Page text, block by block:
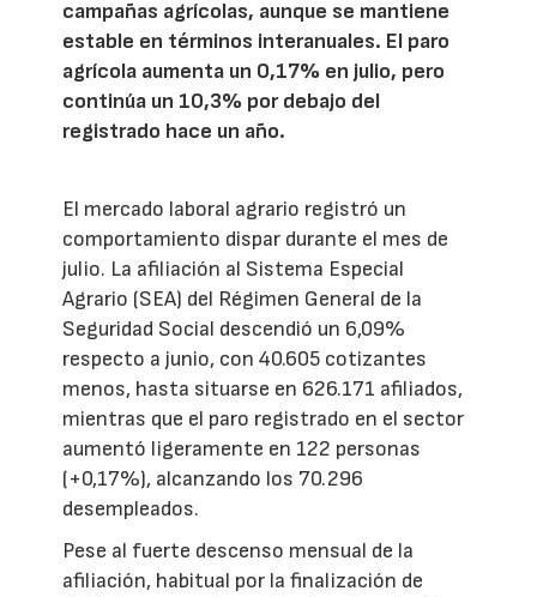
campañas agrícolas, aunque se mantiene
estable en términos interanuales. El paro
agrícola aumenta un 0,17% en julio, pero
continúa un 10,3% por debajo del
registrado hace un año.
El mercado laboral agrario registró un
comportamiento dispar durante el mes de
julio. La afiliación al Sistema Especial
Agrario (SEA) del Régimen General de la
Seguridad Social descendió un 6,09%
respecto a junio, con 40.605 cotizantes
menos, hasta situarse en 626.171 afiliados,
mientras que el paro registrado en el sector
aumentó ligeramente en 122 personas
(+0,17%), alcanzando los 70.296
desempleados.
Pese al fuerte descenso mensual de la
afiliación, habitual por la finalización de